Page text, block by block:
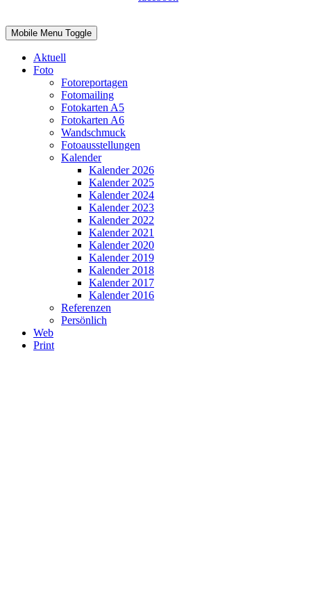
Mobile Menu Toggle
Aktuell
Foto
Fotoreportagen
Fotomailing
Fotokarten A5
Fotokarten A6
Wandschmuck
Fotoausstellungen
Kalender
Kalender 2026
Kalender 2025
Kalender 2024
Kalender 2023
Kalender 2022
Kalender 2021
Kalender 2020
Kalender 2019
Kalender 2018
Kalender 2017
Kalender 2016
Referenzen
Persönlich
Web
Print